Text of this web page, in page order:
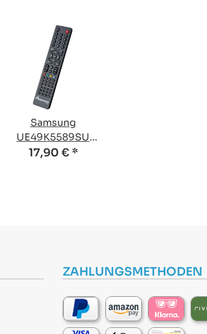
Samsung
UE49K5589SU
kompatible Ersatz
17,90 € *
ZAHLUNGSMETHODEN